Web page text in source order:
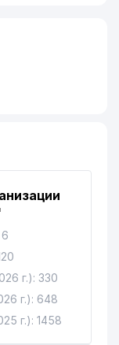
г.): 330
г.): 648
г.): 1458